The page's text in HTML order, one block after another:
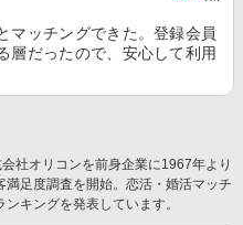
マッチングできた。登録会員
層だったので、安心して利用
社オリコンを前身企業に1967年より
足度調査を開始。恋活・婚活マッチ
キングを発表しています。